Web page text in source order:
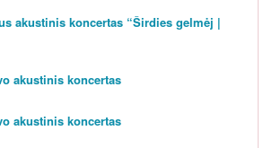
akustinis koncertas “Širdies gelmėj |
akustinis koncertas
akustinis koncertas